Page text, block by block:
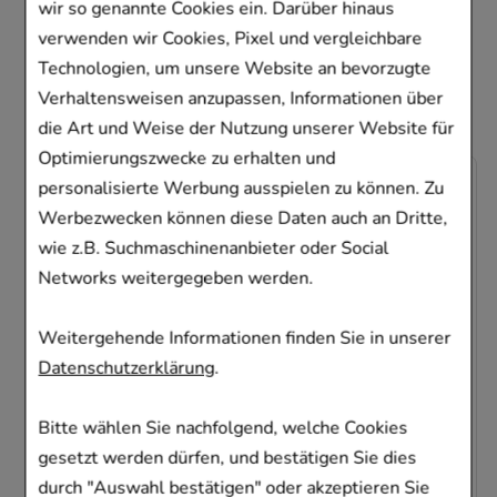
wir so genannte Cookies ein. Darüber hinaus
verwenden wir Cookies, Pixel und vergleichbare
Technologien, um unsere Website an bevorzugte
Verhaltensweisen anzupassen, Informationen über
die Art und Weise der Nutzung unserer Website für
Optimierungszwecke zu erhalten und
personalisierte Werbung ausspielen zu können. Zu
Werbezwecken können diese Daten auch an Dritte,
wie z.B. Suchmaschinenanbieter oder Social
Networks weitergegeben werden.
Weitergehende Informationen finden Sie in unserer
Datenschutzerklärung.
Bitte wählen Sie nachfolgend, welche Cookies
gesetzt werden dürfen, und bestätigen Sie dies
durch "Auswahl bestätigen" oder akzeptieren Sie
ebenfalls für folgende
Artikel entschieden
BIOCHEMIE 8 Natrium chloratum D 6
Tabletten
NESTMANN Pharma GmbH
1000 StTabletten
04130722
-26,5%